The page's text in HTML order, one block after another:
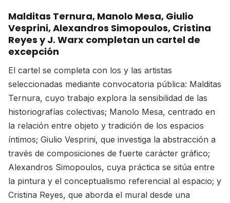
Malditas Ternura, Manolo Mesa, Giulio
Vesprini, Alexandros Simopoulos, Cristina
Reyes y J. Warx completan un cartel de
excepción
El cartel se completa con los y las artistas
seleccionadas mediante convocatoria pública: Malditas
Ternura, cuyo trabajo explora la sensibilidad de las
historiografías colectivas; Manolo Mesa, centrado en
la relación entre objeto y tradición de los espacios
íntimos; Giulio Vesprini, que investiga la abstracción a
través de composiciones de fuerte carácter gráfico;
Alexandros Simopoulos, cuya práctica se sitúa entre
la pintura y el conceptualismo referencial al espacio; y
Cristina Reyes, que aborda el mural desde una